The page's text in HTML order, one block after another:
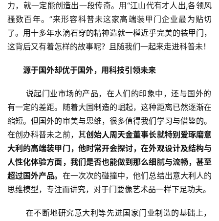
力，就一定能创造出一段传奇。用“江山代有才人出,各领风
骚数百年。”来形容科普未这家高端装甲门企业最为贴切
了。用十多年水滴石穿的精神造就一樘近乎完美的装甲门，
这背后又有着怎样的故事呢？且随我们一起来走进科普未！
源于国外却优于国外，用科技引领未来
有一定的差距。随着大国制造的崛起，这种距离已然逐渐在
缩短。但国外的审美与思维，很多值得我们学习与借鉴的。
在创办科普未之前，其创始人周天金董事长就特别爱琢磨意
大利的高端装甲门，他时常开会探讨，在外观设计及结构与
人性化体验方面，我们是否也能做到那么细腻与流畅，甚至
超过国外产品。 在一次次的碰撞中，他们总结出意大利人的
思维模型，专注而讲究，对于门要像艺术品一样下足功夫。